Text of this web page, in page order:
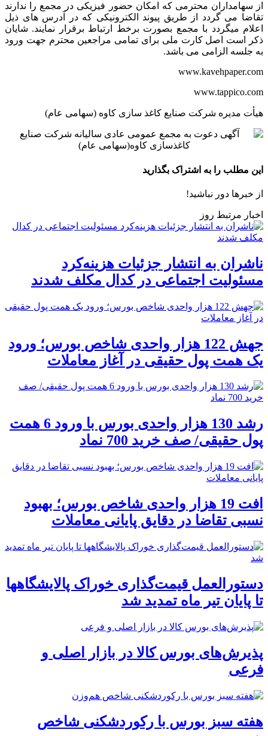
از سهامداران محترمی که امکان حضور فیزیکی در مجمع را ندارند
تقاضا می گردد از طریق پیوند الکترونیکی که در آدرس های ذیل
اعلام میگردد با مجمع بصورت برخط ارتباط برقرار نمایند. شایان
ذکر است اصل کارت ملی برای تمامی مراجعین محترم جهت ورود
به جلسه الزامی می باشد.
www.kavehpaper.com
www.tappico.com
هیأت مدیره شرکت صنایع کاغذ سازی کاوه (سهامی عام)
این مطلب را به اشتراک بگذارید
از خبرها دور نباشید!
اخبار مرتبط روز
ناشران به انتشار جزئیات هزینه‌کرد
مسئولیت اجتماعی در کدال مکلف شدند
جهش 122 هزار واحدی شاخص بورس؛ ورود
یک همت پول حقیقی در آغاز معاملات
رشد 130 هزار واحدی بورس با ورود 6 همت
پول حقیقی/ صف خرید 700 نماد
افت 19 هزار واحدی شاخص بورس؛ بهبود
نسبی تقاضا در دقایق پایانی معاملات
دستورالعمل قیمت‌گذاری خوراک پالایشگاهها
تا پایان تیر ماه تمدید شد
پذیرش‌های بورس کالا در بازار اصلی و
فرعی
هفته سبز بورس با رکوردشکنی شاخص